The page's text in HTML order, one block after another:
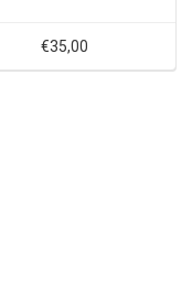
€35,00